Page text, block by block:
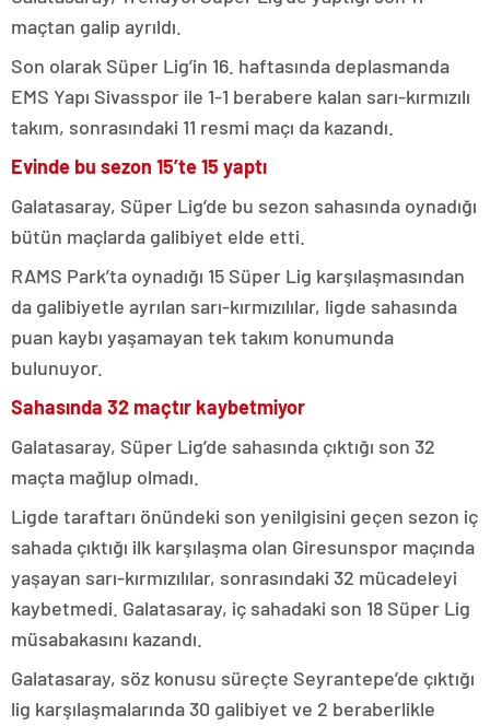
maçtan galip ayrıldı.
Son olarak Süper Lig’in 16. haftasında deplasmanda
EMS Yapı Sivasspor ile 1-1 berabere kalan sarı-kırmızılı
takım, sonrasındaki 11 resmi maçı da kazandı.
Evinde bu sezon 15’te 15 yaptı
Galatasaray, Süper Lig’de bu sezon sahasında oynadığı
bütün maçlarda galibiyet elde etti.
RAMS Park’ta oynadığı 15 Süper Lig karşılaşmasından
da galibiyetle ayrılan sarı-kırmızılılar, ligde sahasında
puan kaybı yaşamayan tek takım konumunda
bulunuyor.
Sahasında 32 maçtır kaybetmiyor
Galatasaray, Süper Lig’de sahasında çıktığı son 32
maçta mağlup olmadı.
Ligde taraftarı önündeki son yenilgisini geçen sezon iç
sahada çıktığı ilk karşılaşma olan Giresunspor maçında
yaşayan sarı-kırmızılılar, sonrasındaki 32 mücadeleyi
kaybetmedi. Galatasaray, iç sahadaki son 18 Süper Lig
müsabakasını kazandı.
Galatasaray, söz konusu süreçte Seyrantepe’de çıktığı
lig karşılaşmalarında 30 galibiyet ve 2 beraberlikle